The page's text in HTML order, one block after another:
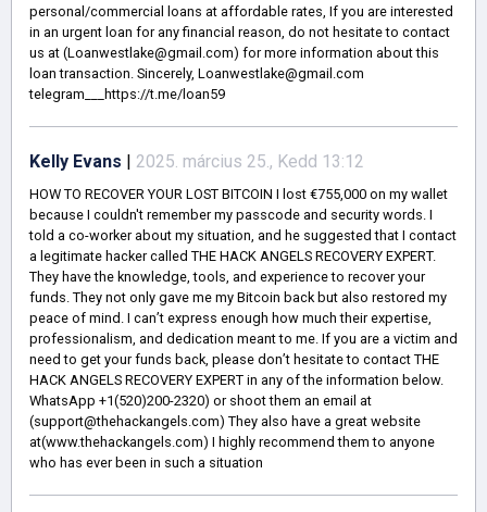
personal/commercial loans at affordable rates, If you are interested
in an urgent loan for any financial reason, do not hesitate to contact
us at (Loanwestlake@gmail.com) for more information about this
loan transaction. Sincerely, Loanwestlake@gmail.com
telegram___https://t.me/loan59
Kelly Evans | 2025. március 25., Kedd 13:12
HOW TO RECOVER YOUR LOST BITCOIN I lost €755,000 on my wallet
because I couldn't remember my passcode and security words. I
told a co-worker about my situation, and he suggested that I contact
a legitimate hacker called THE HACK ANGELS RECOVERY EXPERT.
They have the knowledge, tools, and experience to recover your
funds. They not only gave me my Bitcoin back but also restored my
peace of mind. I can’t express enough how much their expertise,
professionalism, and dedication meant to me. If you are a victim and
need to get your funds back, please don’t hesitate to contact THE
HACK ANGELS RECOVERY EXPERT in any of the information below.
WhatsApp +1(520)200-2320) or shoot them an email at
(support@thehackangels.com) They also have a great website
at(www.thehackangels.com) I highly recommend them to anyone
who has ever been in such a situation